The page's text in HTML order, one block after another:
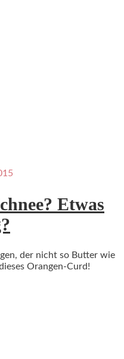
Etwas
der nicht so Butter wie
Orangen-Curd!